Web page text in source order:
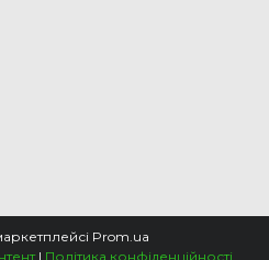
Prom.ua
| Політика конфіденційності